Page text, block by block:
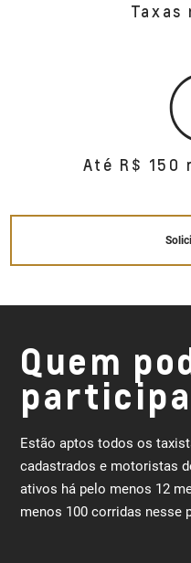
Taxas
Até R$ 150
Quem
Estão aptos todos os
cadastrados e motoristas
ativos há pelo menos 12
menos 100 corridas nesse